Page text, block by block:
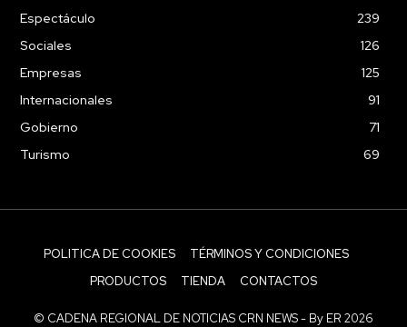
Espectáculo
239
Sociales
126
Empresas
125
Internacionales
91
Gobierno
71
Turismo
69
POLITICA DE COOKIES
TÉRMINOS Y CONDICIONES
PRODUCTOS
TIENDA CONTACTOS
© CADENA REGIONAL DE NOTICIAS CRN NEWS - By ER 2026